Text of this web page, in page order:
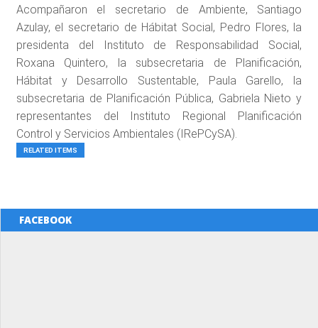
Acompañaron el secretario de Ambiente, Santiago
Azulay, el secretario de Hábitat Social, Pedro Flores, la
presidenta del Instituto de Responsabilidad Social,
Roxana Quintero, la subsecretaria de Planificación,
Hábitat y Desarrollo Sustentable, Paula Garello, la
subsecretaria de Planificación Pública, Gabriela Nieto y
representantes del Instituto Regional Planificación
Control y Servicios Ambientales (IRePCySA).
RELATED ITEMS
FACEBOOK